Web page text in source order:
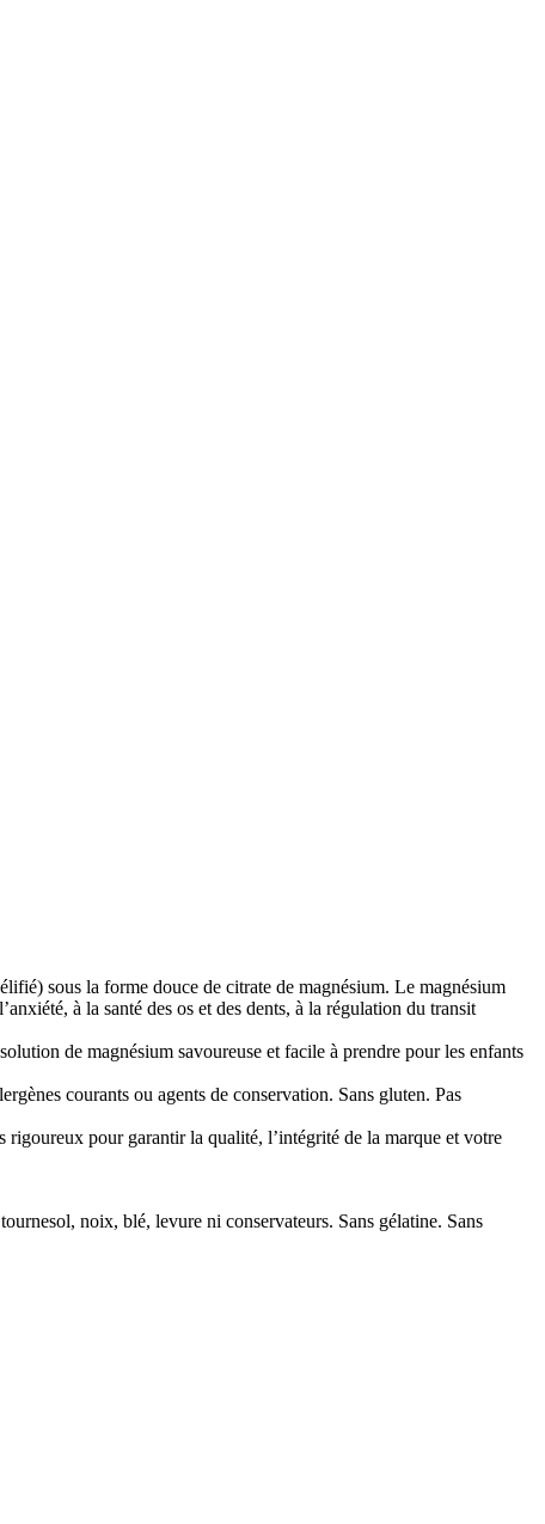
sous la forme douce de citrate de magnésium. Le magnésium
à la santé des os et des dents, à la régulation du transit
de magnésium savoureuse et facile à prendre pour les enfants
courants ou agents de conservation. Sans gluten. Pas
pour garantir la qualité, l’intégrité de la marque et votre
noix, blé, levure ni conservateurs. Sans gélatine. Sans